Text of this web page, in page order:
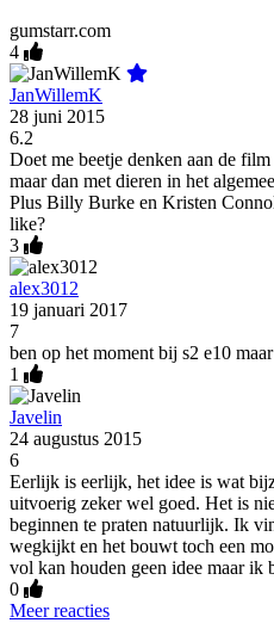
gumstarr.com
4
JanWillemK
28 juni 2015
6.2
Doet me beetje denken aan de
maar dan met dieren in het
Plus Billy Burke en Kristen
like?
3
alex3012
19 januari 2017
7
ben op het moment bij s2 e10
1
Javelin
24 augustus 2015
6
Eerlijk is eerlijk, het idee is wat
uitvoerig zeker wel goed. Het is
beginnen te praten natuurlijk. Ik
wegkijkt en het bouwt toch een
vol kan houden geen idee maar
0
Meer reacties